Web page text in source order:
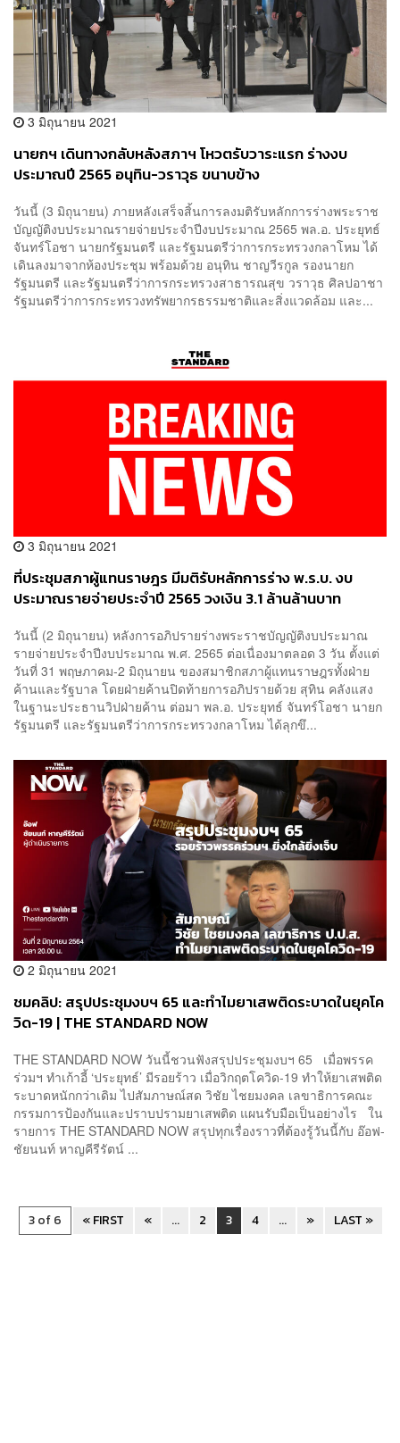
3 มิถุนายน 2021
นายกฯ เดินทางกลับหลังสภาฯ โหวตรับวาระแรก ร่างงบ
ประมาณปี 2565 อนุทิน-วราวุธ ขนาบข้าง
วันนี้ (3 มิถุนายน) ภายหลังเสร็จสิ้นการลงมติรับหลักการร่างพระราช
บัญญัติงบประมาณรายจ่ายประจำปีงบประมาณ 2565 พล.อ. ประยุทธ์
จันทร์โอชา นายกรัฐมนตรี และรัฐมนตรีว่าการกระทรวงกลาโหม ได้
เดินลงมาจากห้องประชุม พร้อมด้วย อนุทิน ชาญวีรกูล รองนายก
รัฐมนตรี และรัฐมนตรีว่าการกระทรวงสาธารณสุข วราวุธ ศิลปอาชา
รัฐมนตรีว่าการกระทรวงทรัพยากรธรรมชาติและสิ่งแวดล้อม และ...
3 มิถุนายน 2021
ที่ประชุมสภาผู้แทนราษฎร มีมติรับหลักการร่าง พ.ร.บ. งบ
ประมาณรายจ่ายประจำปี 2565 วงเงิน 3.1 ล้านล้านบาท
วันนี้ (2 มิถุนายน) หลังการอภิปรายร่างพระราชบัญญัติงบประมาณ
รายจ่ายประจำปีงบประมาณ พ.ศ. 2565 ต่อเนื่องมาตลอด 3 วัน ตั้งแต่
วันที่ 31 พฤษภาคม-2 มิถุนายน ของสมาชิกสภาผู้แทนราษฎรทั้งฝ่าย
ค้านและรัฐบาล โดยฝ่ายค้านปิดท้ายการอภิปรายด้วย สุทิน คลังแสง
ในฐานะประธานวิปฝ่ายค้าน ต่อมา พล.อ. ประยุทธ์ จันทร์โอชา นายก
รัฐมนตรี และรัฐมนตรีว่าการกระทรวงกลาโหม ได้ลุกขึ...
2 มิถุนายน 2021
ชมคลิป: สรุปประชุมงบฯ 65 และทำไมยาเสพติดระบาดในยุคโค
วิด-19 | THE STANDARD NOW
THE STANDARD NOW วันนี้ชวนฟังสรุปประชุมงบฯ 65 เมื่อพรรค
ร่วมฯ ทำเก้าอี้ ‘ประยุทธ์’ มีรอยร้าว เมื่อวิกฤตโควิด-19 ทำให้ยาเสพติด
ระบาดหนักกว่าเดิม ไปสัมภาษณ์สด วิชัย ไชยมงคล เลขาธิการคณะ
กรรมการป้องกันและปราบปรามยาเสพติด แผนรับมือเป็นอย่างไร ใน
รายการ THE STANDARD NOW สรุปทุกเรื่องราวที่ต้องรู้วันนี้กับ อ๊อฟ-
ชัยนนท์ หาญคีรีรัตน์ ...
3 of 6 « FIRST « ... 2 3 4 ... » LAST »